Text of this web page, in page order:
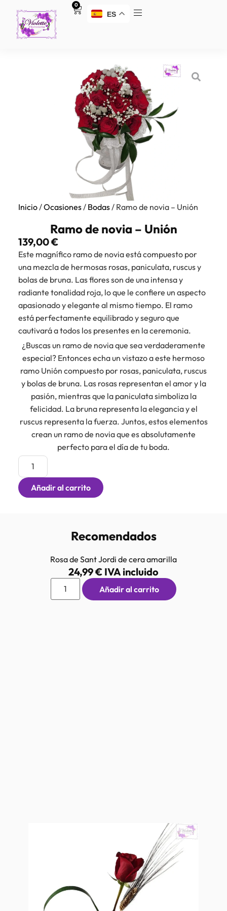
0
ES
Inicio/Ocasiones/ Bodas/ Ramo de novia – Unión
Ramo de novia – Unión
139,00€
Este magnífico ramo de novia está compuesto por
una mezcla de hermosas rosas, paniculata, ruscus y
bolas de bruna. Las flores son de una intensa y
radiante tonalidad roja, lo que le confiere un aspecto
apasionado y elegante al mismo tiempo. El ramo
está perfectamente equilibrado y seguro que
cautivará a todos los presentes en la ceremonia.
¿Buscas un ramo de novia que sea verdaderamente
especial? Entonces echa un vistazo a este hermoso
ramo Unión compuesto por rosas, paniculata, ruscus
y bolas de bruna. Las rosas representan el amor y la
pasión, mientras que la paniculata simboliza la
felicidad. La bruna representa la elegancia y el
ruscus representa la fuerza. Juntos, estos elementos
crean un ramo de novia que es absolutamente
perfecto para el día de tu boda.
Añadir al carrito
Recomendados
Rosa de Sant Jordi de cera amarilla
24,99€ IVA incluido
Añadir al carrito